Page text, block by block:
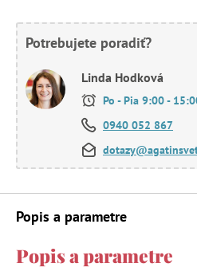
Potrebujete poradiť?
Linda Hodková
Po - Pia 9:00 -
0940 052 867
Popis a parametre
Popis a parametre